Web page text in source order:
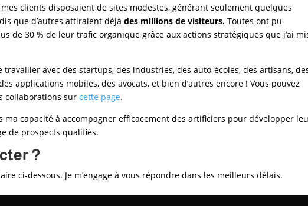
clients disposaient de sites modestes, générant seulement quelques
que d’autres attiraient déjàdes millions de visiteurs. Toutes ont pu
de 30 % de leur trafic organique grâce aux actions stratégiques que j’ai
travailler avec des startups, des industries, des auto-écoles, des artisans,
applications mobiles, des avocats, et bien d’autres encore ! Vous pouvez
collaborations surcette page.
ma capacité à accompagner efficacement des artificiers pour développer
de prospects qualifiés.
?
ci-dessous. Je m’engage à vous répondre dans les meilleurs délais.